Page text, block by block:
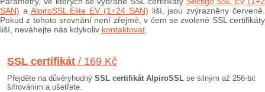
SAN) a AlpiroSSL Elite EV (1+24 SAN) liší, jsou zvýrazněny červeně.
Pokud z tohoto srovnání není zřejmé, v čem se zvolené SSL certifikáty
liší, neváhejte nás kdykoliv kontaktovat
SSL certifikát / 169 Kč
Přejděte na důvěryhodný SSL certifikát AlpiroSSL se silným až 256-bit
šifrováním a ušetřete.